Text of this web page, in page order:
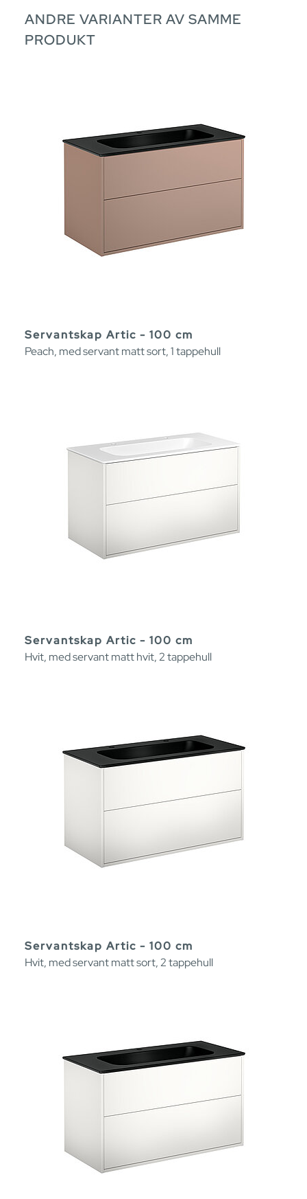
ANDRE VARIANTER AV SAMME
PRODUKT
Servantskap Artic - 100 cm
Peach, med servant matt sort, 1 tappehull
Servantskap Artic - 100 cm
Hvit, med servant matt hvit, 2 tappehull
Servantskap Artic - 100 cm
Hvit, med servant matt sort, 2 tappehull